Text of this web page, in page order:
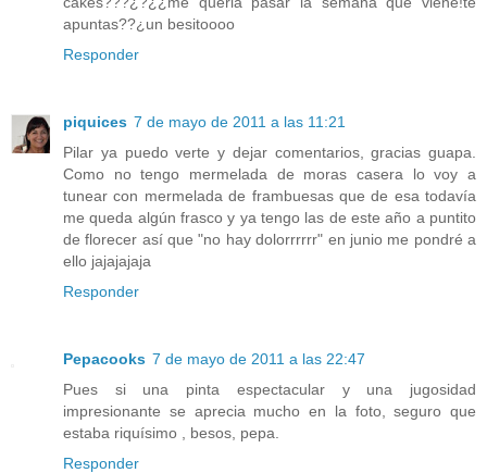
apuntas??¿un besitoooo
Responder
piquices 7 de mayo de 2011 a las 11:21
Pilar ya puedo verte y dejar comentarios, gracias guapa.
Como no tengo mermelada de moras casera lo voy a
tunear con mermelada de frambuesas que de esa todavía
me queda algún frasco y ya tengo las de este año a puntito
de florecer así que "no hay dolorrrrrr" en junio me pondré a
ello jajajajaja
Responder
Pepacooks 7 de mayo de 2011 a las 22:47
Pues si una pinta espectacular y una jugosidad
impresionante se aprecia mucho en la foto, seguro que
estaba riquísimo , besos, pepa.
Responder